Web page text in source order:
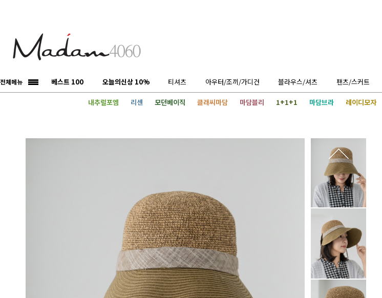
전체메뉴 베스트 100 오늘의신상 10% 티셔츠 아우터/조끼/가디건 블라우스/셔츠 팬츠/스커트
내추럴포엠 리센 모던베이직 클래씨마담 마담블리 1+1+1 마담브라 레이디모자